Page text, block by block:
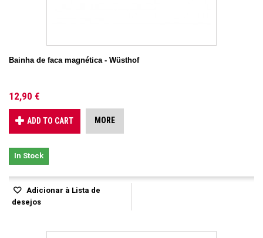
Bainha de faca magnética - Wüsthof
12,90 €
ADD TO CART MORE
In Stock
Adicionar à Lista de
desejos